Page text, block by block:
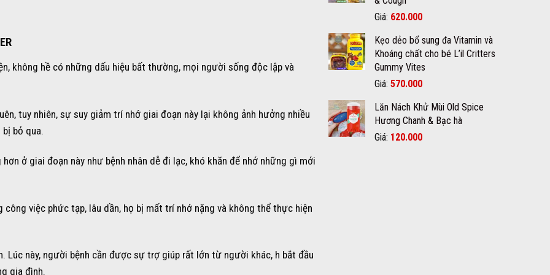
không hề có những dấu hiệu bất thường, mọi người sống độc lập và
tuy nhiên, sự suy giảm trí nhớ giai đoạn này lại không ảnh hưởng nhiều
bỏ qua.
ở giai đoạn này như bệnh nhân dễ đi lạc, khó khăn để nhớ những gì mới
việc phức tạp, lâu dần, họ bị mất trí nhớ nặng và không thể thực hiện
này, người bệnh cần được sự trợ giúp rất lớn từ người khác, h bắt đầu
gia đình.
Giá: Giá
là:
700.000₫.
620.000Giá
tại
là:
620.000₫.
Kẹo dẻo bổ sung đa Vitamin và
Khoáng chất cho bé L’il Critters
Gummy Vites
Giá: Giá
là:
600.000₫.
570.000Giá
tại
là:
570.000₫.
Lăn Nách Khử Mùi Old Spice
Hương Chanh & Bạc hà
Giá: Giá
120.000Giá